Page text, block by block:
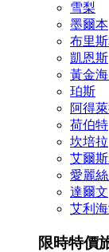
雪梨
墨爾本
布里
凱恩斯
黃金
珀斯
阿得
荷伯特
坎培拉
艾爾
愛麗
達爾文
艾利
限時特價